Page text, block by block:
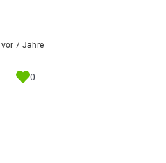
vor 7 Jahre
0